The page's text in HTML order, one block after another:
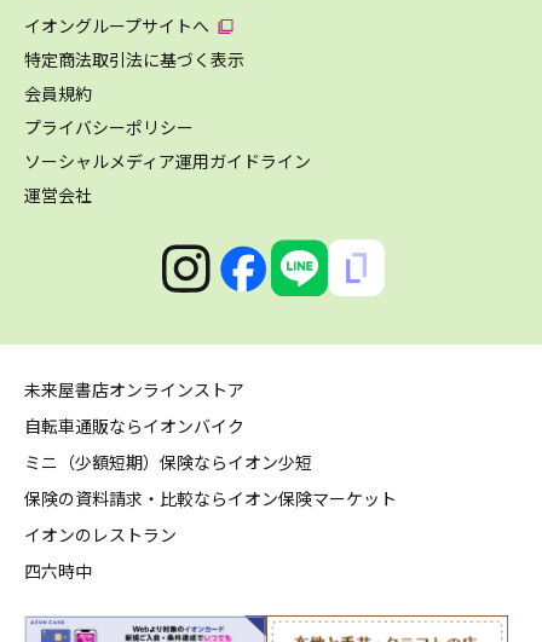
イオングループサイトへ
特定商法取引法に基づく表示
会員規約
プライバシーポリシー
ソーシャルメディア運用ガイドライン
運営会社
未来屋書店オンラインストア
自転車通販ならイオンバイク
ミニ（少額短期）保険ならイオン少短
保険の資料請求・比較ならイオン保険マーケット
イオンのレストラン
四六時中